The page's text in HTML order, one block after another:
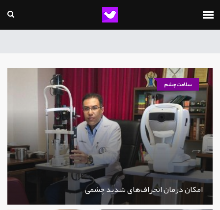
سلامت چشم
امکان درمان انحراف‌های شدید چشمی